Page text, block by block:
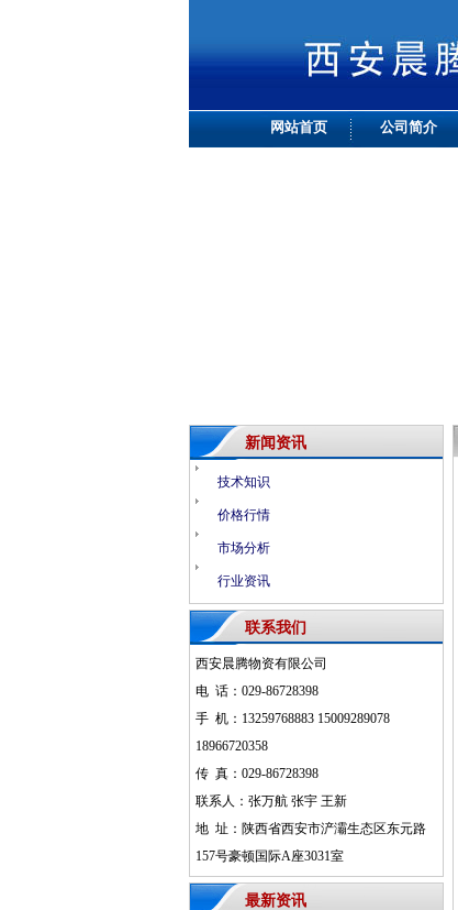
网站首页 公司简介
新闻资讯
技术知识
价格行情
市场分析
行业资讯
联系我们
西安晨腾物资有限公司
电 话：029-86728398
手 机：13259768883 15009289078
18966720358
传 真：029-86728398
联系人：张万航 张宇 王新
地 址：陕西省西安市浐灞生态区东元路
157号豪顿国际A座3031室
最新资讯